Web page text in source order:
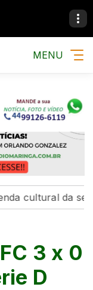
MENU
da semana
3 x 0
D